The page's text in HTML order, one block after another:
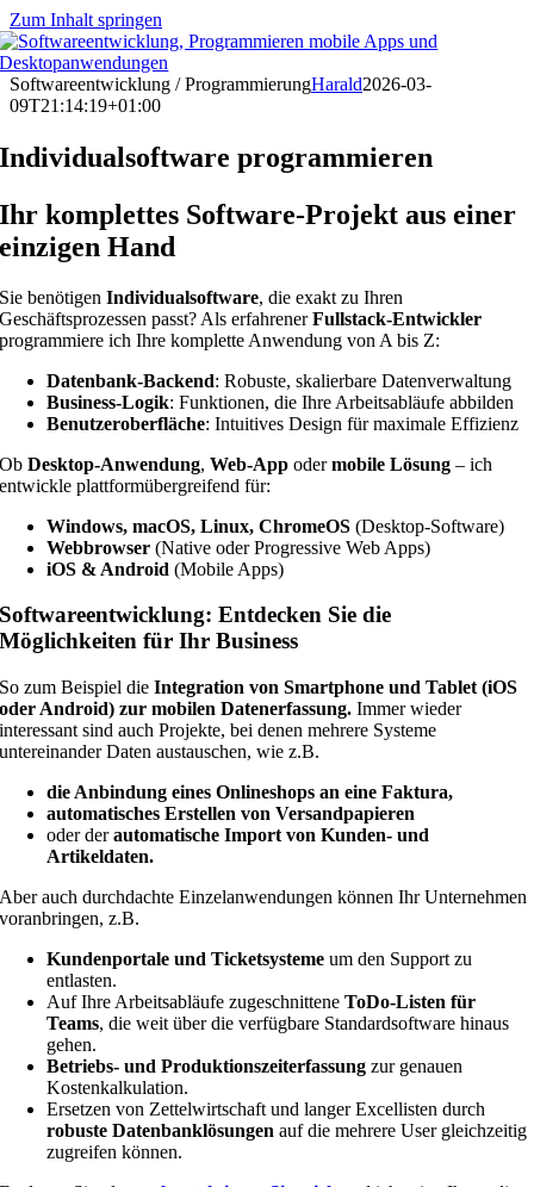
Zum Inhalt springen
Softwareentwicklung / ProgrammierungHarald2026-03-
09T21:14:19+01:00
Individualsoftware programmieren
Ihr komplettes Software-Projekt aus einer
einzigen Hand
Sie benötigenIndividualsoftware, die exakt zu Ihren
Geschäftsprozessen passt? Als erfahrenerFullstack-Entwickler
programmiere ich Ihre komplette Anwendung von A bis Z:
Datenbank-Backend: Robuste, skalierbare Datenverwaltung
Business-Logik: Funktionen, die Ihre Arbeitsabläufe abbilden
Benutzeroberfläche: Intuitives Design für maximale Effizienz
ObDesktop-Anwendung,Web-App odermobile Lösung – ich
entwickle plattformübergreifend für:
Windows, macOS, Linux, ChromeOS (Desktop-Software)
Webbrowser (Native oder Progressive Web Apps)
iOS & Android (Mobile Apps)
Softwareentwicklung: Entdecken Sie die
Möglichkeiten für Ihr Business
So zum Beispiel die Integration von Smartphone und Tablet (iOS
oder Android)zur mobilen Datenerfassung.Immer wieder
interessant sind auch Projekte, bei denen mehrere Systeme
untereinander Daten austauschen, wie z.B.
die Anbindung eines Onlineshops an eine Faktura,
automatisches Erstellen von Versandpapieren
oder derautomatische Import von Kunden- und
Artikeldaten.
Aber auch durchdachte Einzelanwendungen können Ihr Unternehmen
voranbringen, z.B.
Kundenportale und Ticketsysteme um den Support zu
entlasten.
Auf Ihre Arbeitsabläufe zugeschnittene ToDo-Listen für
Teams, die weit über die verfügbare Standardsoftware hinaus
gehen.
Betriebs- und Produktionszeiterfassung zur genauen
Kostenkalkulation.
Ersetzen von Zettelwirtschaft und langer Excellisten durch
robuste Datenbanklösungen auf die mehrere User gleichzeitig
zugreifen können.